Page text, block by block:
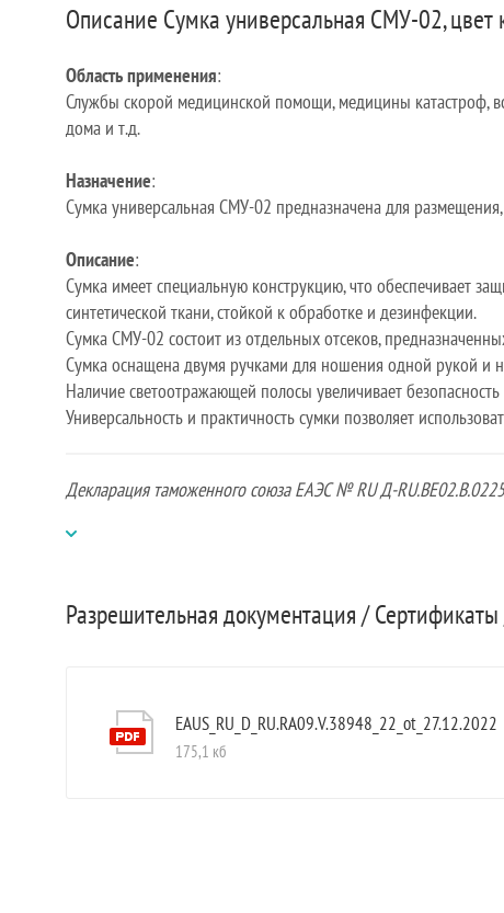
Описание Сумка универсальная СМУ-02, цвет
Область применения:
Службы скорой медицинской помощи, медицины катастроф,
дома и т.д.
Назначение:
Сумка универсальная СМУ-02 предназначена для
Описание:
Сумка имеет специальную конструкцию, что обеспечивает
синтетической ткани, стойкой к обработке и дезинфекции.
Сумка СМУ-02 состоит из отдельных отсеков,
Сумка оснащена двумя ручками для ношения одной рукой и
Наличие светоотражающей полосы увеличивает
Универсальность и практичность сумки позволяет
Декларация таможенного союза ЕАЭС № RU Д-
Разрешительная документация /
EAUS_RU_D_RU.RA09.V.38948_22_ot_27.12.2022
175,1 кб